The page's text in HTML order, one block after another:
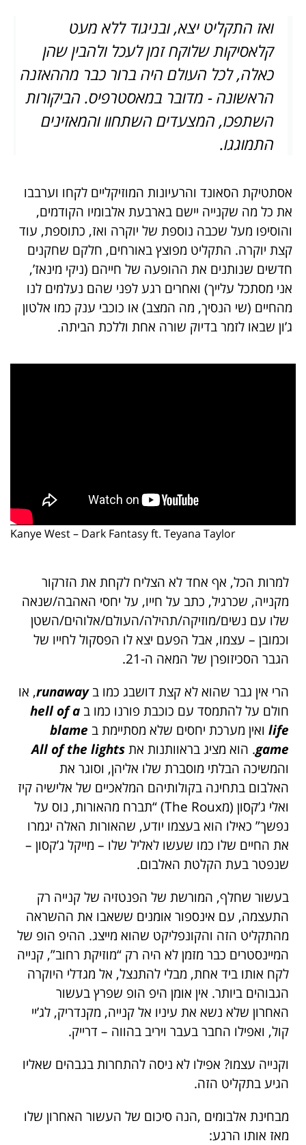
ואז התקליט יצא, ובניגוד ללא מעט
קלאסיקות שלוקח זמן לעכל ולהבין שהן
כאלה, לכל העולם היה ברור כבר מההאזנה
הראשונה - מדובר במאסטרפיס. הביקורות
השתפכו, המצעדים השתחוו והמאזינים
התמוגגו.
אסתטיקת הסאונד והרעיונות המוזיקליים לקחו וערבבו
את כל מה שקנייה יישם בארבעת אלבומיו הקודמים,
והוסיפו מעל שכבה נוספת של יוקרה ואז, כתוספת, עוד
קצת יוקרה. התקליט מפוצץ באורחים, חלקם שחקנים
חדשים שנותנים את ההופעה של חייהם (ניקי מינאז’,
אני מסתכל עלייך) ואחרים רגע לפני שהם נעלמים לנו
מהחיים (שי הנסיך, מה המצב) או כוכבי ענק כמו אלטון
ג’ון שבאו לזמר בדיוק שורה אחת וללכת הביתה.
Kanye West – Dark Fantasy ft. Teyana Taylor
למרות הכל, אף אחד לא הצליח לקחת את הזרקור
מקנייה, שכרגיל, כתב על חייו, על יחסי האהבה/שנאה
שלו עם נשים/מוזיקה/תהילה/העולם/אלוהים/השטן
וכמובן – עצמו, אבל הפעם יצא לו הפסקול לחייו של
הגבר הסכיזופרן של המאה ה-21.
הרי אין גבר שהוא לא קצת דושבג כמו בrunaway, או
חולם על להתמסד עם כוכבת פורנו כמו ב hell of a
life ואין מערכת יחסים שלא מסתיימת ב blame
game. הוא מציג בראוותנות את All of the lights
והמשיכה הבלתי מוסברת שלו אליהן, וסוגר את
האלבום בתחינה בקולותיהם המלאכיים של אלישיה קיז
ואלי ג’קסון (מThe Roux) “תברח מהאורות, נוס על
נפשך” כאילו הוא בעצמו יודע, שהאורות האלה יגמרו
את החיים שלו כמו שעשו לאליל שלו – מייקל ג’קסון –
שנפטר בעת הקלטת האלבום.
בעשור שחלף, המורשת של הפנטזיה של קנייה רק
התעצמה, עם אינספור אומנים ששאבו את ההשראה
מהתקליט הזה והקונפליקט שהוא מייצג. ההיפ הופ של
המיינסטרים כבר מזמן לא היה רק “מוזיקת רחוב”, קנייה
לקח אותו ביד אחת, מבלי להתנצל, אל מגדלי היוקרה
הגבוהים ביותר. אין אומן היפ הופ שפרץ בעשור
האחרון שלא נשא את עיניו אל קנייה, מקנדריק, לג’יי
קול, ואפילו החבר בעבר ויריב בהווה – דרייק.
וקנייה עצמו? אפילו לא ניסה להתחרות בגבהים שאליו
הגיע בתקליט הזה.
מבחינת אלבומים ,הנה סיכום של העשור האחרון שלו
מאז אותו הרגע: